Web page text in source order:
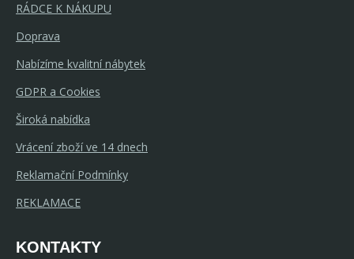
RÁDCE K NÁKUPU
Doprava
Nabízíme kvalitní nábytek
GDPR a Cookies
Široká nabídka
Vrácení zboží ve 14 dnech
Reklamační Podmínky
REKLAMACE
KONTAKTY